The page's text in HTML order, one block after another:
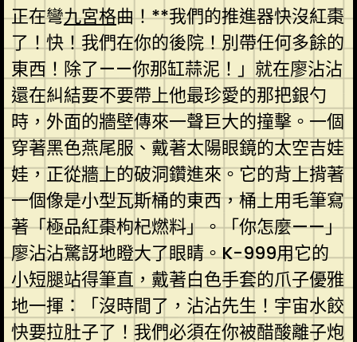
正在彎九宮格曲！**我們的推進器快沒紅棗
了！快！我們在你的後院！別帶任何多餘的
東西！除了——你那缸蒜泥！」就在廖沾沾
還在糾結要不要帶上他最珍愛的那把銀勺
時，外面的牆壁傳來一聲巨大的撞擊。一個
穿著黑色燕尾服、戴著太陽眼鏡的太空吉娃
娃，正從牆上的破洞鑽進來。它的背上揹著
一個像是小型瓦斯桶的東西，桶上用毛筆寫
著「極品紅棗枸杞燃料」。「你怎麼——」
廖沾沾驚訝地瞪大了眼睛。K-999用它的
小短腿站得筆直，戴著白色手套的爪子優雅
地一揮：「沒時間了，沾沾先生！宇宙水餃
快要拉肚子了！我們必須在你被醋酸離子炮